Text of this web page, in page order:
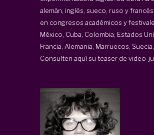
alemán, inglés, sueco, ruso y
en congresos académicos y
México, Cuba, Colombia, Estados
Francia, Alemania, Marruecos,
Consulten aquísu teaser de video-